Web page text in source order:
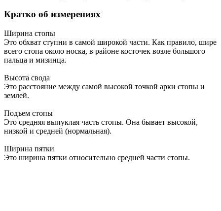
Кратко об измерениях
Ширина стопы
Это обхват ступни в самой широкой части. Как правило, шире
всего стопа около носка, в районе косточек возле большого
пальца и мизинца.
Высота свода
Это расстояние между самой высокой точкой арки стопы и
землей.
Подъем стопы
Это средняя выпуклая часть стопы. Она бывает высокой,
низкой и средней (нормальная).
Ширина пятки
Это ширина пятки относительно средней части стопы.